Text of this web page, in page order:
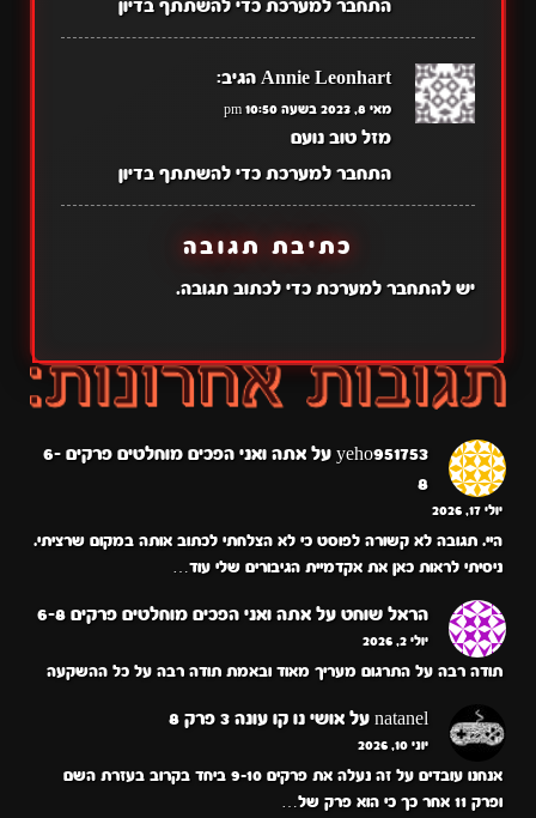
התחבר למערכת כדי להשתתף בדיון
Annie Leonhart הגיב:
מאי 8, 2023 בשעה 10:50 pm
מזל טוב נועם
התחבר למערכת כדי להשתתף בדיון
כתיבת תגובה
יש להתחבר למערכתכדי לכתוב תגובה.
yeho951753 על
אתה ואני הפכים מוחלטים פרקים 6-
8
יולי 17, 2026
היי. תגובה לא קשורה לפוסט כי לא הצלחתי לכתוב אותה במקום שרציתי.
ניסיתי לראות כאן את אקדמיית הגיבורים שלי עוד…
הראל שוחט על אתה ואני הפכים מוחלטים פרקים 6-8
יולי 2, 2026
תודה רבה על התרגום מעריך מאוד ובאמת תודה רבה על כל ההשקעה
natanel על אושי נו קו עונה 3 פרק 8
יוני 10, 2026
אנחנו עובדים על זה נעלה את פרקים 9-10 ביחד בקרוב בעזרת השם
ופרק 11 אחר כך כי הוא פרק של…